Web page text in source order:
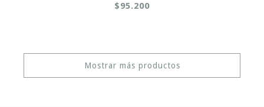
$95.200
Mostrar más productos